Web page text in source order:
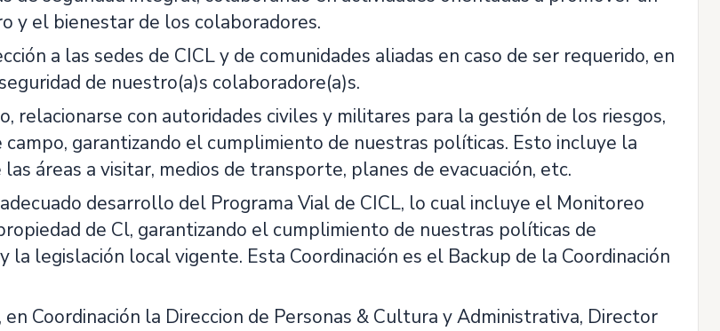
y el bienestar de los colaboradores.
a las sedes de CICL y de comunidades aliadas en caso de ser requerido, en
de nuestro(a)s colaboradore(a)s.
relacionarse con autoridades civiles y militares para la gestión de los riesgos,
campo, garantizando el cumplimiento de nuestras políticas. Esto incluye la
áreas a visitar, medios de transporte, planes de evacuación, etc.
desarrollo del Programa Vial de CICL, lo cual incluye el Monitoreo
de Cl, garantizando el cumplimiento de nuestras políticas de
la legislación local vigente. Esta Coordinación es el Backup de la Coordinación
Coordinación la Direccion de Personas & Cultura y Administrativa, Director